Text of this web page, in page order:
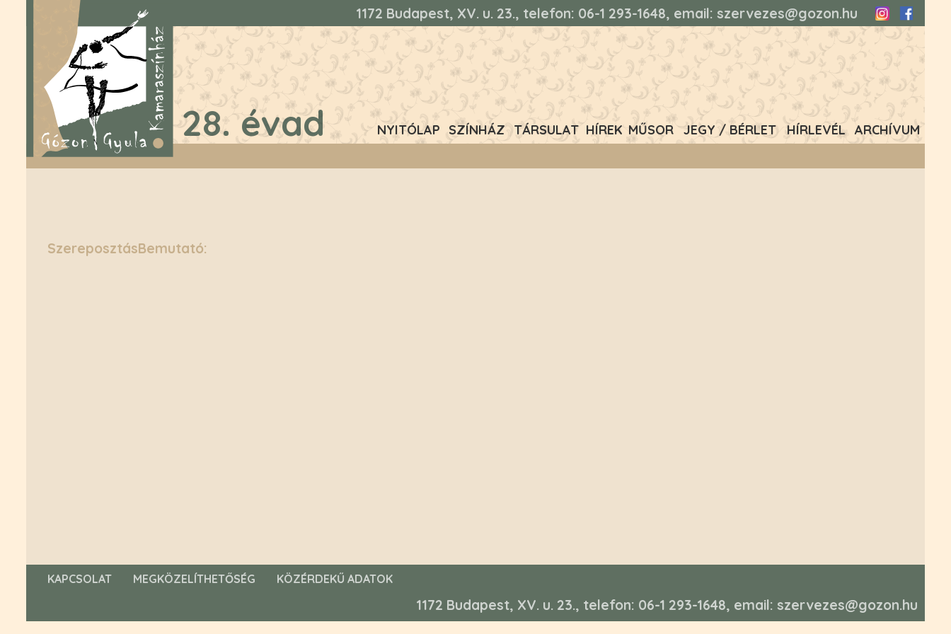
28. évad
1172 Budapest, XV. u. 23., telefon: 06-1 293-1648, email: szervezes@gozon.hu InstagramFacebook
NYITÓLAP SZÍNHÁZ TÁRSULAT HÍREK MŰSOR JEGY / BÉRLET HÍRLEVÉL ARCHÍVUM
Bemutató:
Szereposztás
KAPCSOLAT MEGKÖZELÍTHETŐSÉG KÖZÉRDEKŰ ADATOK
1172 Budapest, XV. u. 23., telefon: 06-1 293-1648, email: szervezes@gozon.hu